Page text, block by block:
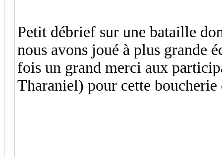
Petit débrief sur une bataille
nous avons joué à plus grande
fois un grand merci aux
Tharaniel) pour cette